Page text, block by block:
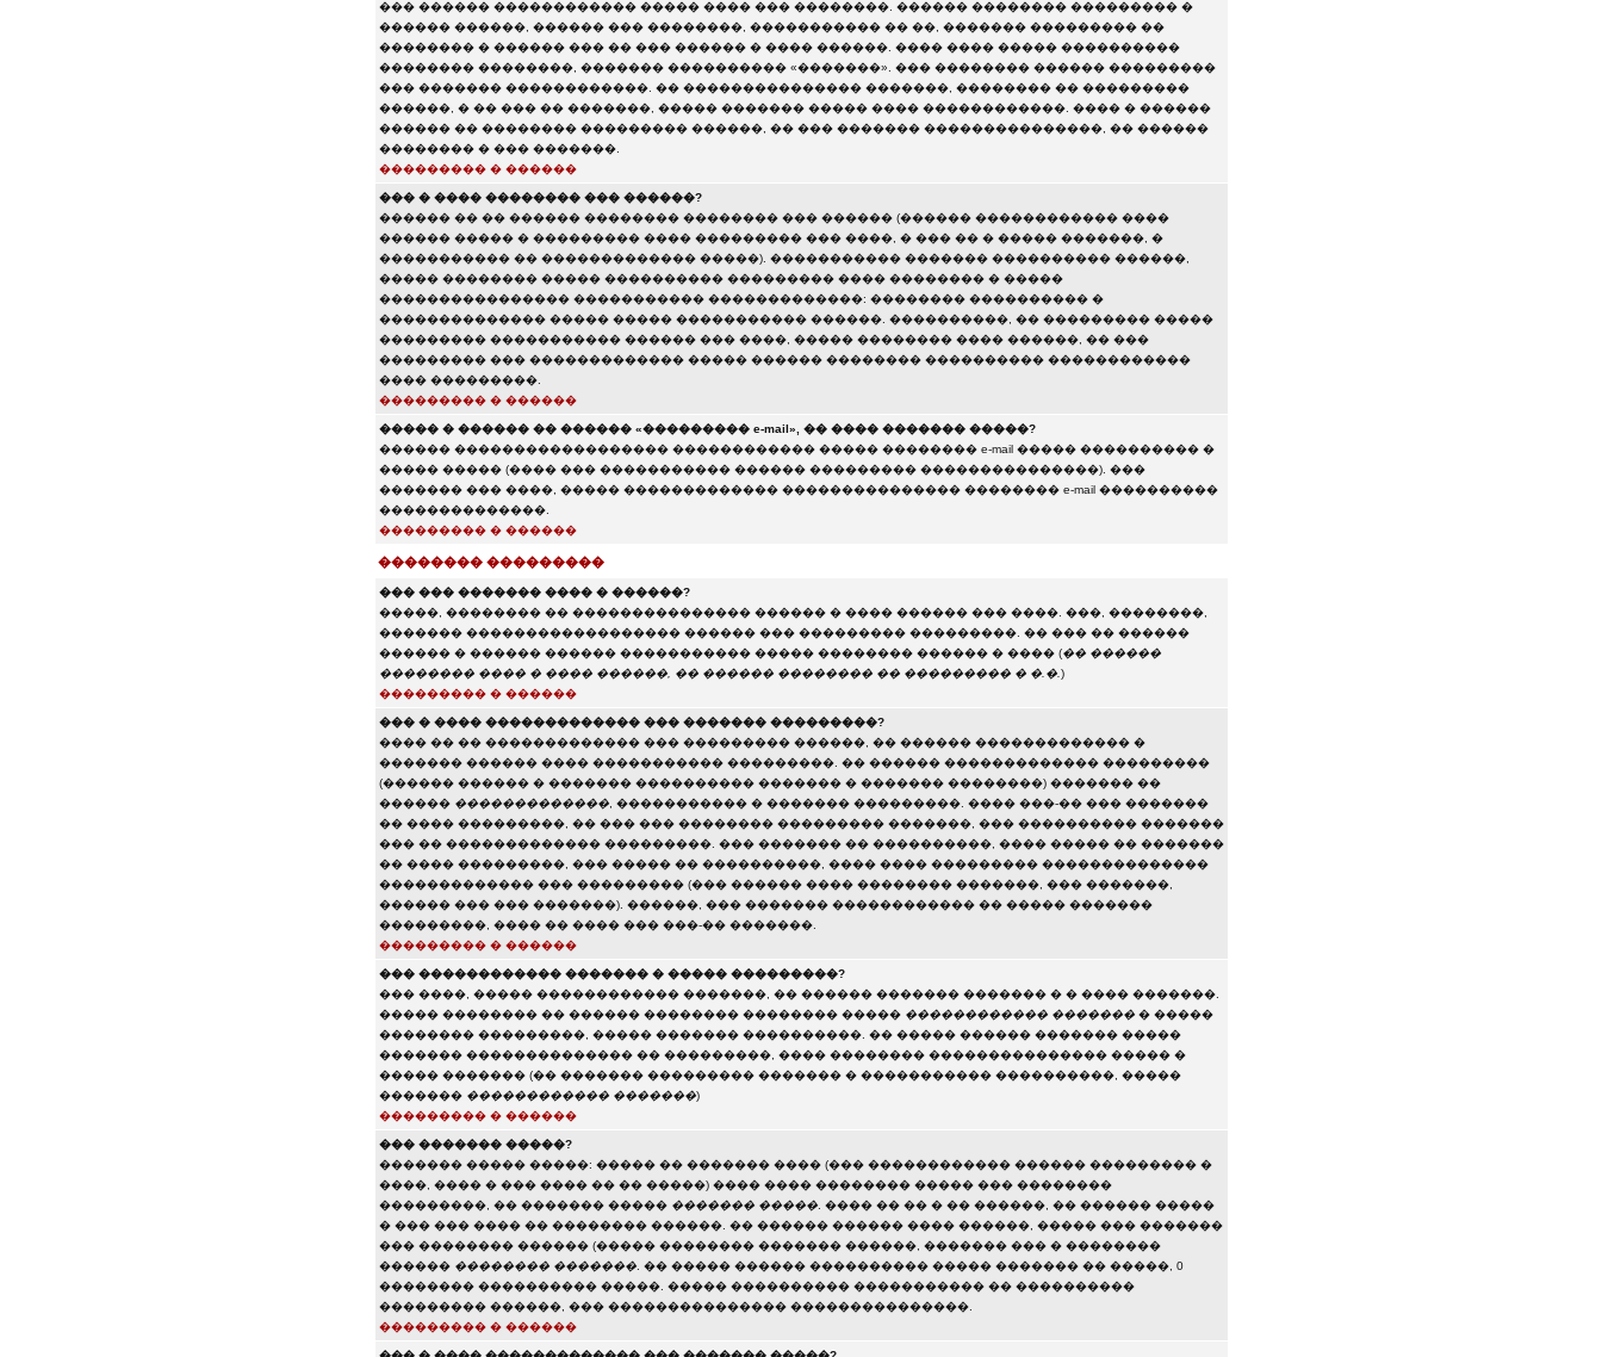
��� ������ ������������ ����� ���� ��� ��������. ������ �������� ��������� �
������ ������, ������ ��� ��������, ����������� �� ��, ������� ��������� ��
�������� � ������ ��� �� ��� ������ � ���� ������. ���� ���� ����� ����������
�������� ��������, ������� ���������� «�������». ��� �������� ������ ���������
��� ������� ������������. �� ��������������� �������, �������� �� ���������
������, � �� ��� �� �������, ����� ������� ����� ���� ������������. ���� � ������
������ �� �������� ��������� ������, �� ��� ������� ���������������, �� ������
�������� � ��� �������.
��������� � ������
��� � ���� �������� ��� ������?
������ �� �� ������ �������� �������� ��� ������ (������ ������������ ����
������ ����� � ��������� ���� ��������� ��� ����, � ��� �� � ����� �������, �
����������� �� ������������� �����). ����������� ������� ���������� ������,
����� �������� ����� ���������� ��������� ���� �������� � �����
���������������� ����������� �������������: �������� ���������� �
�������������� ����� ����� ����������� ������. ����������, �� ��������� �����
��������� ����������� ������ ��� ����, ����� �������� ���� ������, �� ���
��������� ��� ������������� ����� ������ �������� ���������� ������������
���� ���������.
��������� � ������
����� � ������ �� ������ «��������� e-mail», �� ���� ������� �����?
������ ������������������ ������������ ����� �������� e-mail ����� ���������� �
����� ����� (���� ��� ����������� ������ ��������� ���������������). ���
������� ��� ����, ����� ������������� ��������������� �������� e-mail ����������
��������������.
��������� � ������
�������� ���������
��� ��� ������� ���� � ������?
�����, �������� �� ��������������� ������ � ���� ������ ��� ����. ���, ��������,
������� ������������������ ������ ��� ��������� ���������. �� ��� �� ������
������ � ������ ������ ����������� ����� �������� ������ � ���� (�� ������
�������� ���� � ���� ������, �� ������ �������� �� ��������� � �.�. )
��������� � ������
��� � ���� ������������� ��� ������� ���������?
���� �� �� ������������� ��� ��������� ������, �� ������ ������������� �
������� ������ ���� ����������� ���������. �� ������ ������������� ���������
(������ ������ � ������� ���������� ������� � ������� ��������) ������� ��
������ �������������, ����������� � ������� ���������. ���� ���-�� ��� �������
�� ���� ���������, �� ��� ��� �������� ��������� �������, ��� ���������� �������
��� �� ������������� ���������. ��� ������� �� ����������, ���� ����� �� �������
�� ���� ���������, ��� ����� �� ����������, ���� ���� ��������� ��������������
������������� ��� ��������� (��� ������ ���� �������� �������, ��� �������,
������ ��� ��� �������). ������, ��� ������� ������������ �� ����� �������
���������, ���� �� ���� ��� ���-�� �������.
��������� � ������
��� ������������ ������� � ����� ���������?
��� ����, ����� ������������ �������, �� ������ ������� ������� � � ���� �������.
����� �������� �� ������ �������� �������� ����� ������������ �������� �����
�������� ���������, ����� ������� ����������. �� ����� ������ ������� �����
������� �������������� �� ���������, ���� �������� ��������������� ����� �
����� ������� (�� ������� ��������� ������� � ����������� ����������, �����
������� ������������ �������)
��������� � ������
��� ������� �����?
������� ����� �����: ����� �� ������� ���� (��� ������������ ������ ��������� �
����, ���� � ��� ���� �� �� �����) ���� ���� �������� ����� ��� ��������
���������, �� ������� ����� ������� �����. ���� �� �� � �� ������, �� ������ �����
� ��� ��� ���� �� �������� ������. �� ������ ������ ���� ������, ����� ��� �������
��� �������� ������ (����� �������� ������� ������, ������� ��� � ��������
������ �������� �������. �� ����� ������ ���������� ����� ������� �� �����, 0
�������� ���������� �����. ����� ���������� ����������� �� ����������
��������� ������, ��� ��������������� ���������������.
��������� � ������